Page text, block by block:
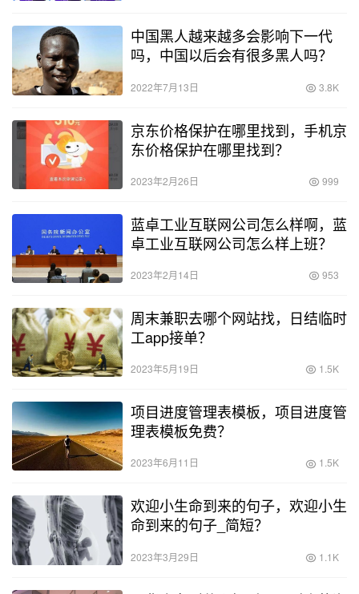
中国黑人越来越多会影响下一代
吗，中国以后会有很多黑人吗？
2022年7月13日 3.8K
京东价格保护在哪里找到，手机京
东价格保护在哪里找到？
2023年2月26日 999
蓝卓工业互联网公司怎么样啊，蓝
卓工业互联网公司怎么样上班？
2023年2月14日 953
周末兼职去哪个网站找，日结临时
工app接单？
2023年5月19日 1.5K
项目进度管理表模板，项目进度管
理表模板免费？
2023年6月11日 1.5K
欢迎小生命到来的句子，欢迎小生
命到来的句子_简短？
2023年3月29日 1.1K